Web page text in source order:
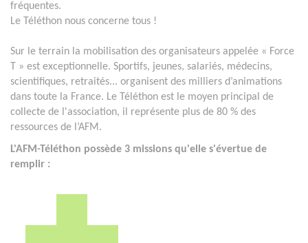
fréquentes.
Le Téléthon nous concerne tous !
Sur le terrain la mobilisation des organisateurs appelée « Force
T » est exceptionnelle. Sportifs, jeunes, salariés, médecins,
scientifiques, retraités... organisent des milliers d’animations
dans toute la France. Le Téléthon est le moyen principal de
collecte de l'association, il représente plus de 80 % des
ressources de l’AFM.
L'AFM-Téléthon possède 3 missions qu'elle s'évertue de
remplir :